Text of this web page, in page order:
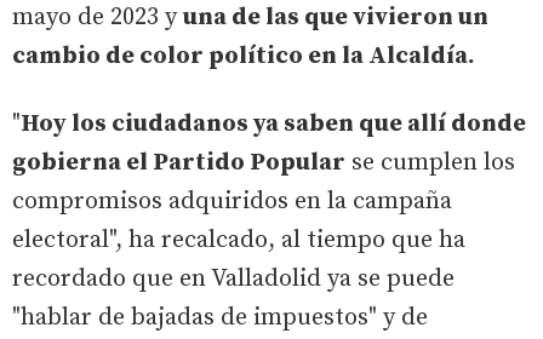
mayo de 2023 yuna de las que vivieron un
cambio de color político en la Alcaldía.
"Hoy los ciudadanos ya saben que allí donde
gobierna el Partido Popular se cumplen los
compromisos adquiridos en la campaña
electoral", ha recalcado, al tiempo que ha
recordado que en Valladolid ya se puede
"hablar de bajadas de impuestos" y de